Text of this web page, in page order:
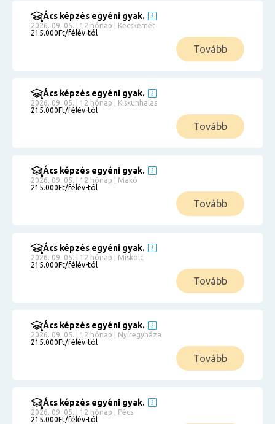
Ács képzés egyéni gyak.
2026. 09. 05. | 12 hónap | Kecskemét
215.000Ft/félév-tól
Tovább
Ács képzés egyéni gyak.
2026. 09. 05. | 12 hónap | Kiskunhalas
215.000Ft/félév-tól
Tovább
Ács képzés egyéni gyak.
2026. 09. 05. | 12 hónap | Makó
215.000Ft/félév-tól
Tovább
Ács képzés egyéni gyak.
2026. 09. 05. | 12 hónap | Miskolc
215.000Ft/félév-tól
Tovább
Ács képzés egyéni gyak.
2026. 09. 05. | 12 hónap | Nyíregyháza
215.000Ft/félév-tól
Tovább
Ács képzés egyéni gyak.
2026. 09. 05. | 12 hónap | Pécs
215.000Ft/félév-tól